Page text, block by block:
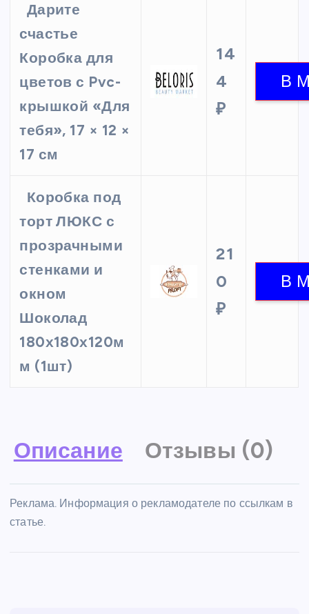
Дарите
счастье
Коробка для
цветов с Pvc-
крышкой «Для
тебя», 17 × 12 ×
17 см
14
4
₽
Коробка под
торт ЛЮКС с
прозрачными
стенками и
окном
Шоколад
180х180х120м
м (1шт)
21
0
₽
Описание Отзывы (0)
Реклама. Информация о рекламодателе по ссылкам в
статье.